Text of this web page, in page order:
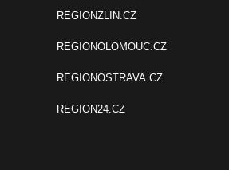
REGIONZLIN.CZ
REGIONOLOMOUC.CZ
REGIONOSTRAVA.CZ
REGION24.CZ